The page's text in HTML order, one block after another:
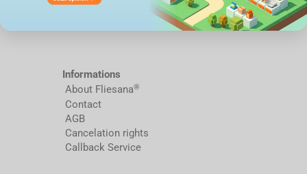
Informations
About Fliesana®
Contact
AGB
Cancelation rights
Callback Service